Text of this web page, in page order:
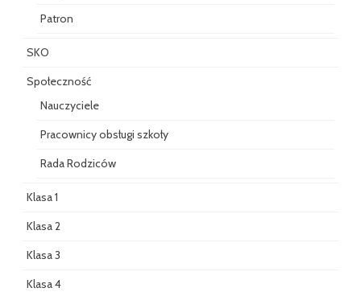
Patron
SKO
Społeczność
Nauczyciele
Pracownicy obsługi szkoły
Rada Rodziców
Klasa 1
Klasa 2
Klasa 3
Klasa 4